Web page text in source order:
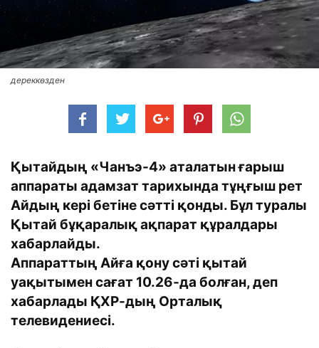
дереккөзден
Қытайдың «Чанъэ-4» аталатын ғарыш
аппараты адамзат тарихында тұңғыш рет
Айдың кері бетіне сәтті қонды. Бұл туралы
Қытай бұқаралық ақпарат құралдары
хабарлайды.
Аппараттың Айға қону сәті қытай
уақытымен сағат 10.26-да болған, деп
хабарлады ҚХР-дың Орталық
телевидениесі.